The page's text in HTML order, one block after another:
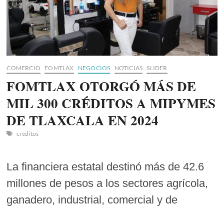
COMERCIO FOMTLAX NEGOCIOS NOTICIAS SLIDER
FOMTLAX OTORGÓ MÁS DE
MIL 300 CRÉDITOS A MIPYMES
DE TLAXCALA EN 2024
créditos
La financiera estatal destinó más de 42.6
millones de pesos a los sectores agrícola,
ganadero, industrial, comercial y de